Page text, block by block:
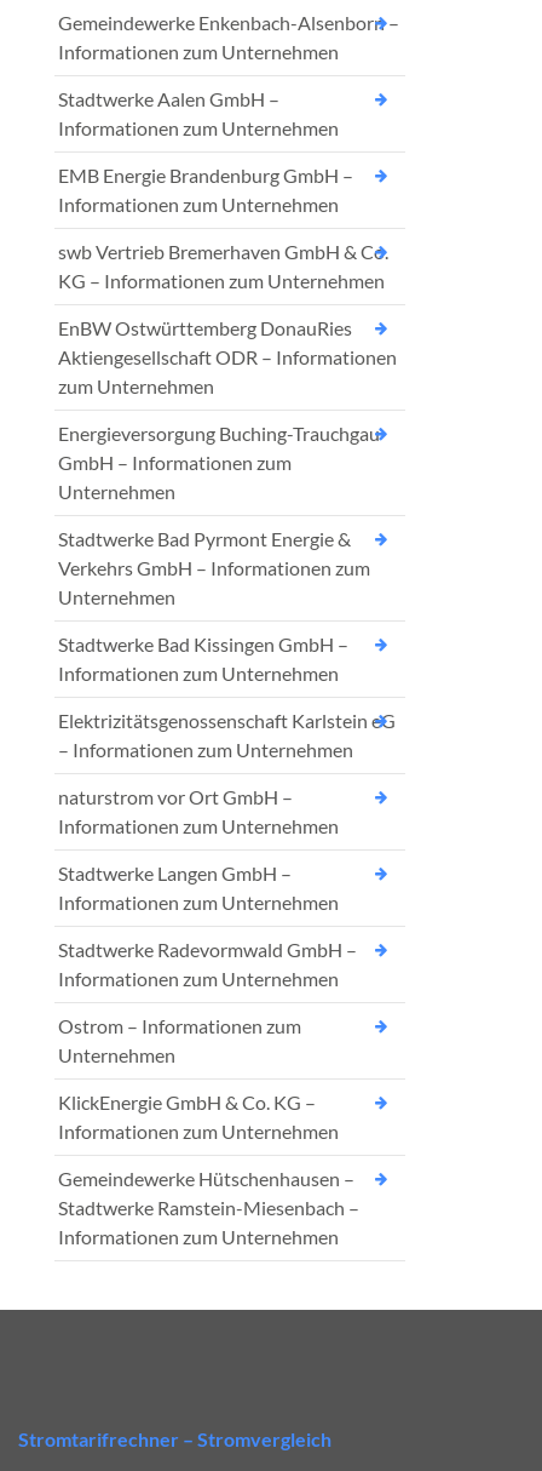
Gemeindewerke Enkenbach-Alsenborn –
Informationen zum Unternehmen
Stadtwerke Aalen GmbH –
Informationen zum Unternehmen
EMB Energie Brandenburg GmbH –
Informationen zum Unternehmen
swb Vertrieb Bremerhaven GmbH & Co.
KG – Informationen zum Unternehmen
EnBW Ostwürttemberg DonauRies
Aktiengesellschaft ODR – Informationen
zum Unternehmen
Energieversorgung Buching-Trauchgau
GmbH – Informationen zum
Unternehmen
Stadtwerke Bad Pyrmont Energie &
Verkehrs GmbH – Informationen zum
Unternehmen
Stadtwerke Bad Kissingen GmbH –
Informationen zum Unternehmen
Elektrizitätsgenossenschaft Karlstein eG
– Informationen zum Unternehmen
naturstrom vor Ort GmbH –
Informationen zum Unternehmen
Stadtwerke Langen GmbH –
Informationen zum Unternehmen
Stadtwerke Radevormwald GmbH –
Informationen zum Unternehmen
Ostrom – Informationen zum
Unternehmen
KlickEnergie GmbH & Co. KG –
Informationen zum Unternehmen
Gemeindewerke Hütschenhausen –
Stadtwerke Ramstein-Miesenbach –
Informationen zum Unternehmen
Stromtarifrechner – Stromvergleich